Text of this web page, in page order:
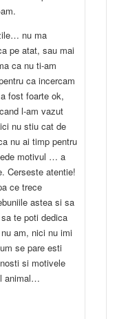
nu ma
pe atat, sau mai
ca nu ti-am
ca incercam
fost foarte ok,
l-am vazut
nu stiu cat de
nu ai timp pentru
motivul … a
Cerseste atentie!
ce trece
astea si sa
te poti dedica
am, nici nu imi
se pare esti
si motivele
animal…